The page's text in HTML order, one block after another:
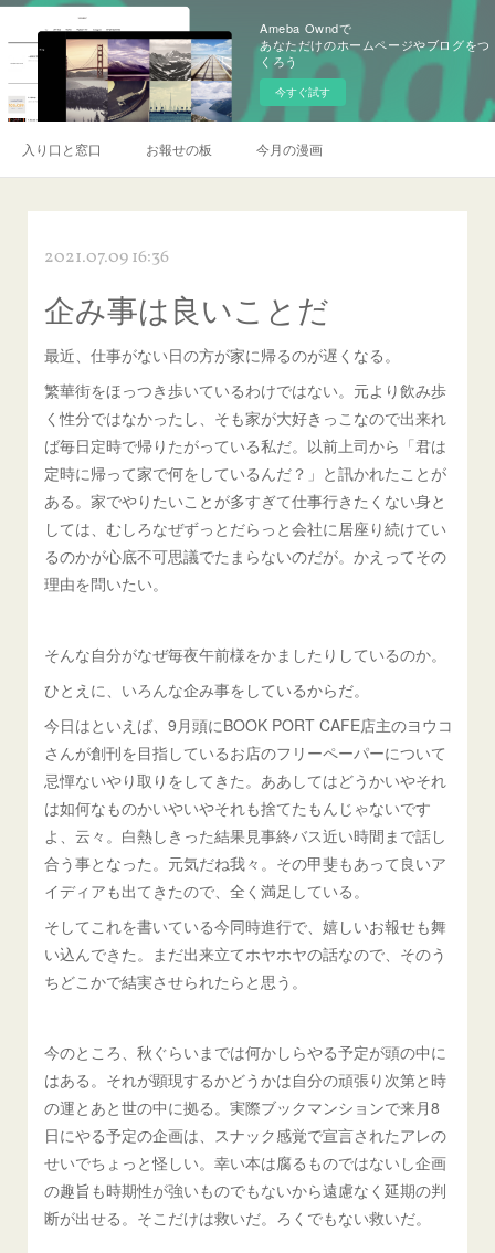
Ameba Owndで
あなただけのホームページやブログをつ
くろう
今すぐ試す
入り口と窓口 お報せの板 今月の漫画
2021.07.09 16:36
企み事は良いことだ
最近、仕事がない日の方が家に帰るのが遅くなる。
繁華街をほっつき歩いているわけではない。元より飲み歩
く性分ではなかったし、そも家が大好きっこなので出来れ
ば毎日定時で帰りたがっている私だ。以前上司から「君は
定時に帰って家で何をしているんだ？」と訊かれたことが
ある。家でやりたいことが多すぎて仕事行きたくない身と
しては、むしろなぜずっとだらっと会社に居座り続けてい
るのかが心底不可思議でたまらないのだが。かえってその
理由を問いたい。
そんな自分がなぜ毎夜午前様をかましたりしているのか。
ひとえに、いろんな企み事をしているからだ。
今日はといえば、9月頭にBOOK PORT CAFE店主のヨウコ
さんが創刊を目指しているお店のフリーペーパーについて
忌憚ないやり取りをしてきた。ああしてはどうかいやそれ
は如何なものかいやいやそれも捨てたもんじゃないです
よ、云々。白熱しきった結果見事終バス近い時間まで話し
合う事となった。元気だね我々。その甲斐もあって良いア
イディアも出てきたので、全く満足している。
そしてこれを書いている今同時進行で、嬉しいお報せも舞
い込んできた。まだ出来立てホヤホヤの話なので、そのう
ちどこかで結実させられたらと思う。
今のところ、秋ぐらいまでは何かしらやる予定が頭の中に
はある。それが顕現するかどうかは自分の頑張り次第と時
の運とあと世の中に拠る。実際ブックマンションで来月8
日にやる予定の企画は、スナック感覚で宣言されたアレの
せいでちょっと怪しい。幸い本は腐るものではないし企画
の趣旨も時期性が強いものでもないから遠慮なく延期の判
断が出せる。そこだけは救いだ。ろくでもない救いだ。